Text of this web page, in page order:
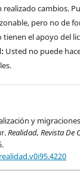
realizado cambios.
pero no de
tienen el apoyo del
Usted no puede
y
Realidad, Revista De